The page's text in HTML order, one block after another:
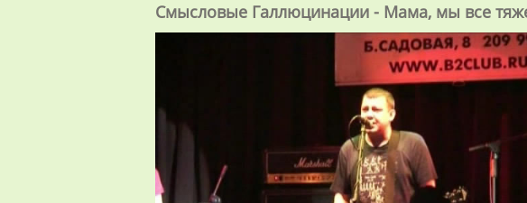
Смысловые Галлюцинации - Мама, мы все